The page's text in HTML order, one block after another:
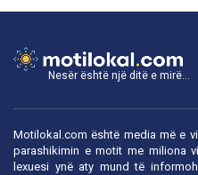
Nesër është një ditë e mirë...
Motilokal.com është media më e
parashikimin e motit me miliona
lexuesi ynë aty mund të